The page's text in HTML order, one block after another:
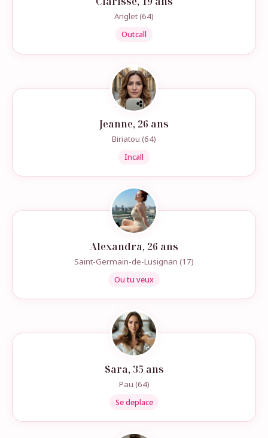
Anglet (64)
Outcall
Jeanne, 26 ans
Biriatou (64)
Incall
Alexandra, 26 ans
Saint-Germain-de-Lusignan (17)
Ou tu veux
Sara, 35 ans
Pau (64)
Se deplace